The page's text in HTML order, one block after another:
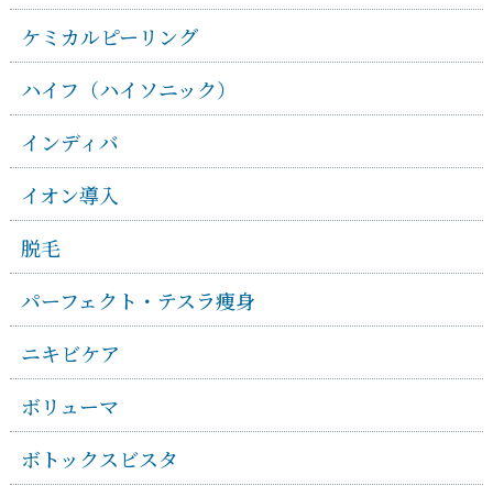
ケミカルピーリング
ハイフ（ハイソニック）
インディバ
イオン導入
脱毛
パーフェクト・テスラ痩身
ニキビケア
ボリューマ
ボトックスビスタ